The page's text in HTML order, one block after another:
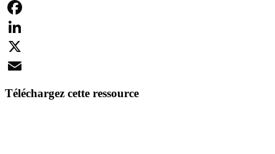
Facebook
LinkedIn
X
Téléchargez cette ressource